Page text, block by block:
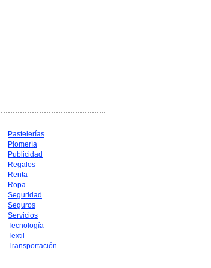
Pastelerías
Plomería
Publicidad
Regalos
Renta
Ropa
Seguridad
Seguros
Servicios
Tecnología
Textil
Transportación